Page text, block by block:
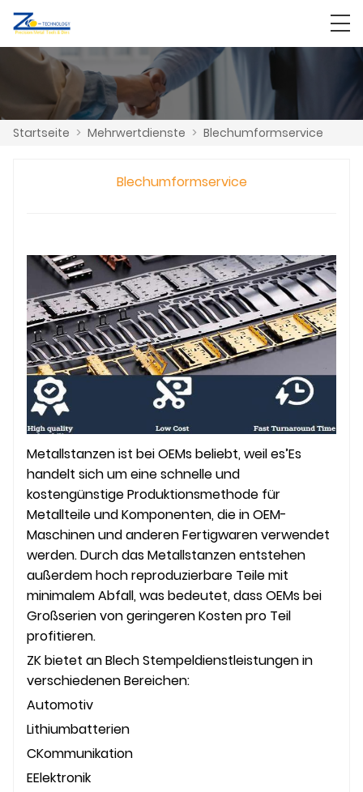
Startseite > Mehrwertdienste > Blechumformservice
Blechumformservice
Metallstanzen ist bei OEMs beliebt, weil es’Es
handelt sich um eine schnelle und
kostengünstige Produktionsmethode für
Metallteile und Komponenten, die in OEM-
Maschinen und anderen Fertigwaren verwendet
werden. Durch das Metallstanzen entstehen
außerdem hoch reproduzierbare Teile mit
minimalem Abfall, was bedeutet, dass OEMs bei
Großserien von geringeren Kosten pro Teil
profitieren.
ZKbietet anBlechStempeldienstleistungen in
verschiedenen Bereichen:
Automotiv
Lithiumbatterien
CKommunikation
EElektronik